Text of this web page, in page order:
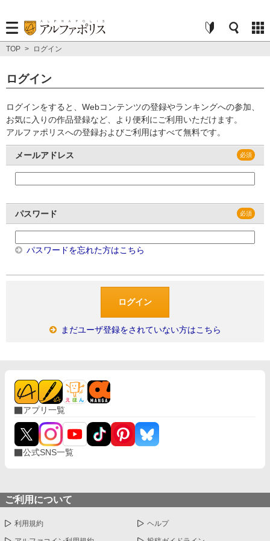
TOP > ログイン
ログイン
ログインをすると、Webコンテンツの登録やランキングへの参加、
お気に入りの作品登録など、より便利にご利用いただけます。
アルファポリスへの登録およびご利用はすべて無料です。
メールアドレス
パスワード
パスワードを忘れた方はこちら
まだユーザ登録をされていない方はこちら
アプリ一覧
公式SNS一覧
ご利用について
利用規約 ヘルプ